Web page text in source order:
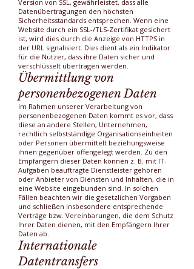
Version von SSL, gewährleistet, dass alle
Datenübertragungen den höchsten
Sicherheitsstandards entsprechen. Wenn eine
Website durch ein SSL-/TLS-Zertifikat gesichert
ist, wird dies durch die Anzeige von HTTPS in
der URL signalisiert. Dies dient als ein Indikator
für die Nutzer, dass ihre Daten sicher und
verschlüsselt übertragen werden.
Übermittlung von
personenbezogenen Daten
Im Rahmen unserer Verarbeitung von
personenbezogenen Daten kommt es vor, dass
diese an andere Stellen, Unternehmen,
rechtlich selbstständige Organisationseinheiten
oder Personen übermittelt beziehungsweise
ihnen gegenüber offengelegt werden. Zu den
Empfängern dieser Daten können z. B. mit IT-
Aufgaben beauftragte Dienstleister gehören
oder Anbieter von Diensten und Inhalten, die in
eine Website eingebunden sind. In solchen
Fällen beachten wir die gesetzlichen Vorgaben
und schließen insbesondere entsprechende
Verträge bzw. Vereinbarungen, die dem Schutz
Ihrer Daten dienen, mit den Empfängern Ihrer
Daten ab.
Internationale
Datentransfers